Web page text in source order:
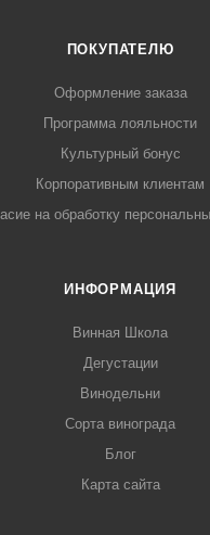
ПОКУПАТЕЛЮ
Оформление заказа
Программа лояльности
Культурный бонус
Корпоративным клиентам
на обработку
ИНФОРМАЦИЯ
Винная Школа
Дегустации
Винодельни
Сорта винограда
Блог
Карта сайта